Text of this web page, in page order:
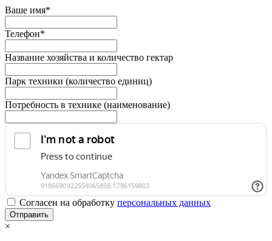
Ваше имя*
Телефон*
Название хозяйства и количество гектар
Парк техники (количество единиц)
Потребность в технике (наименование)
Согласен на обработку персональныx данных
×